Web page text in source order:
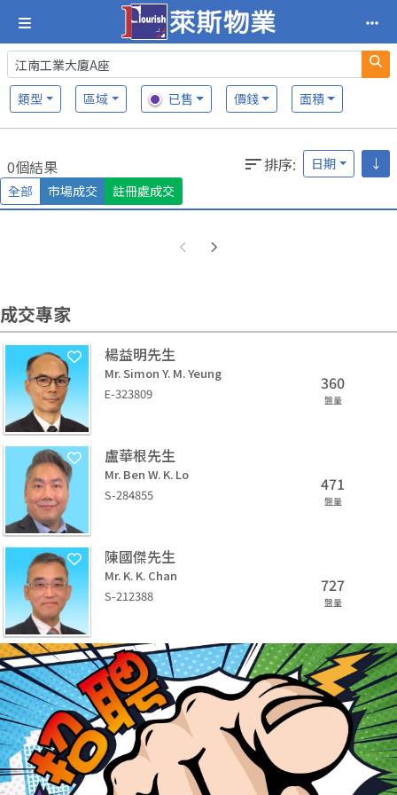
類型 區域 已售 價錢 面積
0個結果 排序: 日期
↓
全部
市場成交 註冊處成交
成交專家
楊益明先生
Mr. Simon Y. M. Yeung
E-323809
360
盤量
盧華根先生
Mr. Ben W. K. Lo
S-284855
471
盤量
陳國傑先生
Mr. K. K. Chan
S-212388
727
盤量